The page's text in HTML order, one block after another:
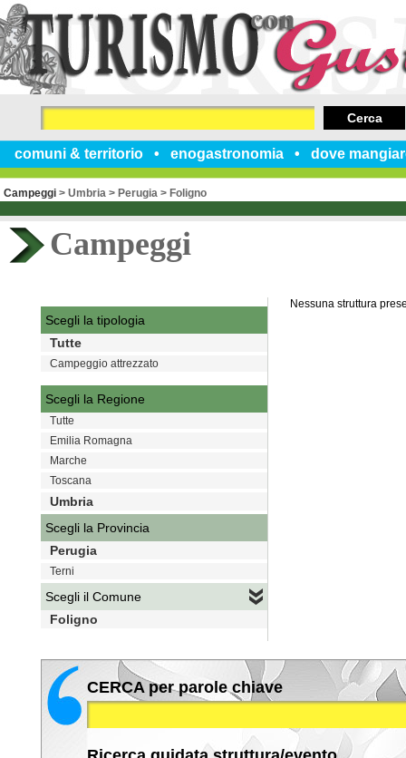
comuni & territorio enogastronomia dove
Cerca
Campeggi > Umbria > Perugia > Foligno
Campeggi
Nessuna struttura
Scegli la tipologia
Tutte
Campeggio attrezzato
Scegli la Regione
Tutte
Emilia Romagna
Marche
Toscana
Umbria
Scegli la Provincia
Perugia
Terni
Scegli il Comune
Foligno
CERCA per parole chiave